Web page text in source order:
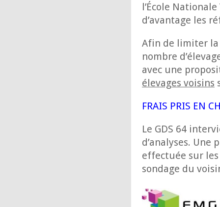
l’École
d’avantage les
Afin de limiter la
nombre
avec une
élevages voisins
FRAIS PRIS EN
Le GDS 64
d’analyses.
effectuée sur
sondage du